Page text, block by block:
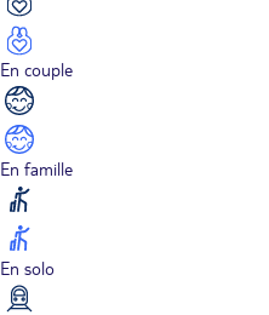
En couple
En famille
En solo